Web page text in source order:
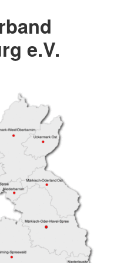
e.V.